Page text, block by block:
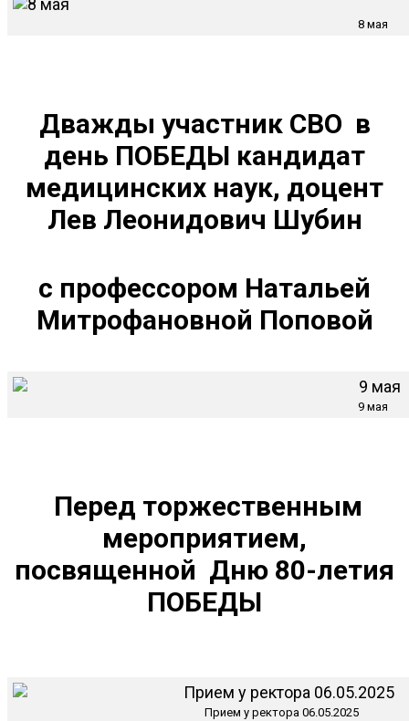
8 мая
Дважды участник СВО в
день ПОБЕДЫ кандидат
медицинских наук, доцент
Лев Леонидович Шубин
с профессором Натальей
Митрофановной Поповой
9 мая
Перед торжественным
мероприятием,
посвященной Дню 80-летия
ПОБЕДЫ
Прием у ректора 06.05.2025